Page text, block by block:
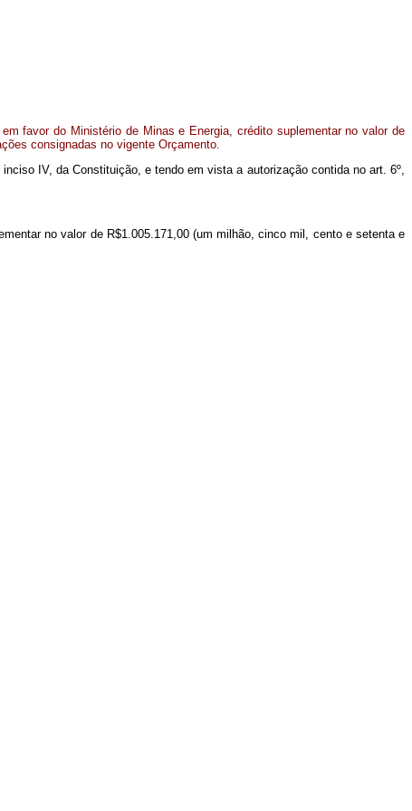
favor do Ministério de Minas e Energia, crédito suplementar no valor de
consignadas no vigente Orçamento.
IV, da Constituição, e tendo em vista a autorização contida no art. 6º,
no valor de R$1.005.171,00 (um milhão, cinco mil, cento e setenta e